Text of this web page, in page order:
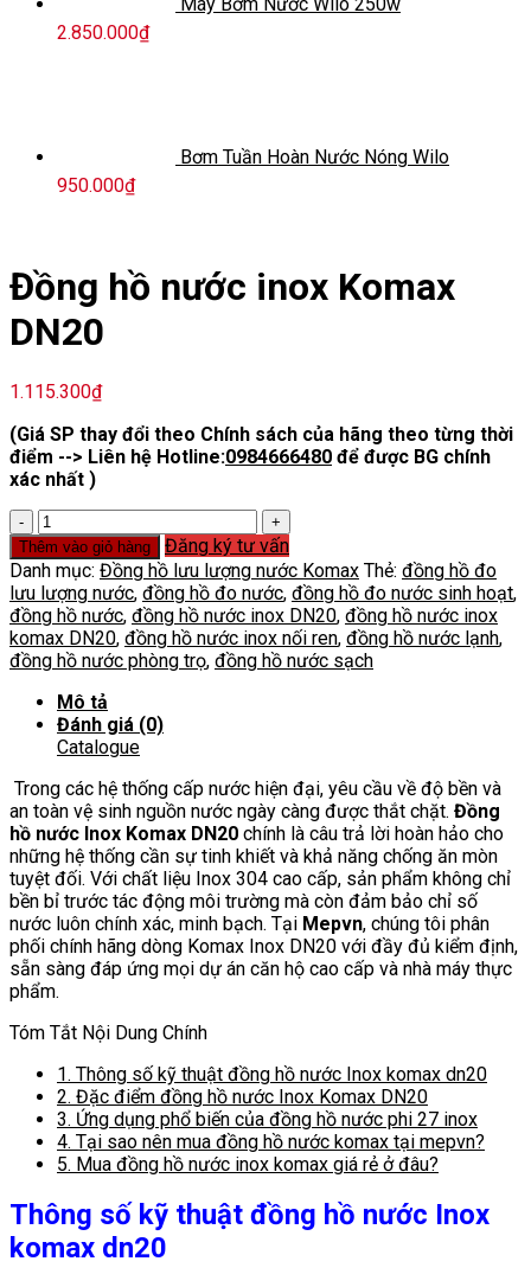
2.850.000₫
Bơm Tuần Hoàn Nước Nóng Wilo
950.000₫
Đồng hồ nước inox Komax
DN20
1.115.300₫
(Giá SP thay đổi theo Chính sách của hãng theo từng thời
điểm --> Liên hệ Hotline:0984666480 để được BG chính
xác nhất )
Đồng
hồ
nước
inox
Komax
DN20
số
lượng
Thêm vào giỏ hàng
Đăng ký tư vấn
Danh mục: Đồng hồ lưu lượng nước Komax Thẻ: đồng hồ đo
lưu lượng nước, đồng hồ đo nước, đồng hồ đo nước sinh hoạt,
đồng hồ nước, đồng hồ nước inox DN20, đồng hồ nước inox
komax DN20, đồng hồ nước inox nối ren, đồng hồ nước lạnh,
đồng hồ nước phòng trọ, đồng hồ nước sạch
Mô tả
Đánh giá (0)
Catalogue
Trong các hệ thống cấp nước hiện đại, yêu cầu về độ bền và
an toàn vệ sinh nguồn nước ngày càng được thắt chặt. Đồng
hồ nước Inox Komax DN20 chính là câu trả lời hoàn hảo cho
những hệ thống cần sự tinh khiết và khả năng chống ăn mòn
tuyệt đối. Với chất liệu Inox 304 cao cấp, sản phẩm không chỉ
bền bỉ trước tác động môi trường mà còn đảm bảo chỉ số
nước luôn chính xác, minh bạch. Tại Mepvn, chúng tôi phân
phối chính hãng dòng Komax Inox DN20 với đầy đủ kiểm định,
sẵn sàng đáp ứng mọi dự án căn hộ cao cấp và nhà máy thực
phẩm.
Tóm Tắt Nội Dung Chính
1. Thông số kỹ thuật đồng hồ nước Inox komax dn20
2. Đặc điểm đồng hồ nước Inox Komax DN20
3. Ứng dụng phổ biến của đồng hồ nước phi 27 inox
4. Tại sao nên mua đồng hồ nước komax tại mepvn?
5. Mua đồng hồ nước inox komax giá rẻ ở đâu?
Thông số kỹ thuật đồng hồ nước Inox
komax dn20